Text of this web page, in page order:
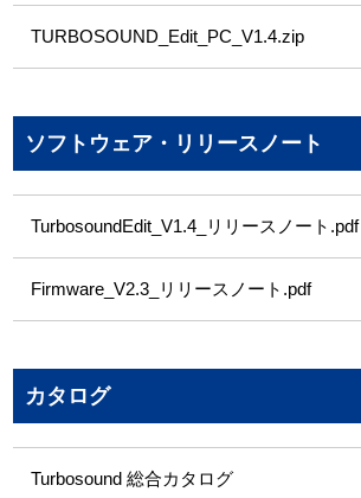
TURBOSOUND_Edit_PC_V1.4.zip
ソフトウェア・リリースノート
TurbosoundEdit_V1.4_リリースノート.pdf
Firmware_V2.3_リリースノート.pdf
カタログ
Turbosound 総合カタログ